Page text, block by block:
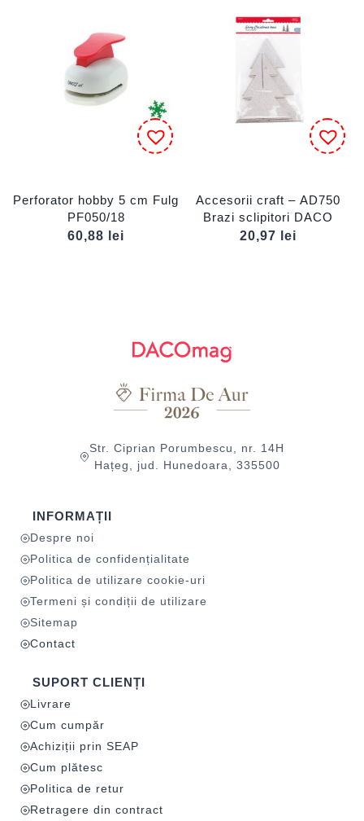
Perforator hobby 5 cm Fulg
PF050/18
60,88
lei
Accesorii craft – AD750
Brazi sclipitori DACO
20,97
lei
Str. Ciprian Porumbescu, nr. 14H
Hațeg, jud. Hunedoara, 335500
INFORMAȚII
Despre noi
Politica de confidențialitate
Politica de utilizare cookie-uri
Termeni și condiții de utilizare
Sitemap
Contact
SUPORT CLIENȚI
Livrare
Cum cumpăr
Achiziții prin SEAP
Cum plătesc
Politica de retur
Retragere din contract